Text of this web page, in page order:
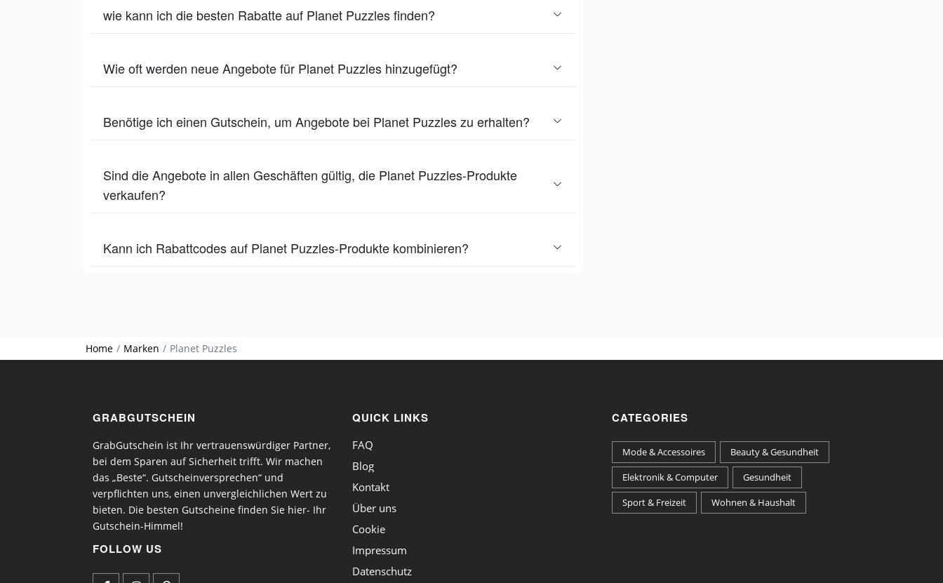
wie kann ich die besten Rabatte auf Planet Puzzles finden?
Wie oft werden neue Angebote für Planet Puzzles hinzugefügt?
Benötige ich einen Gutschein, um Angebote bei Planet Puzzles zu erhalten?
Sind die Angebote in allen Geschäften gültig, die Planet Puzzles-Produkte
verkaufen?
Kann ich Rabattcodes auf Planet Puzzles-Produkte kombinieren?
Home Marken Planet Puzzles
GRABGUTSCHEIN
GrabGutschein ist Ihr vertrauenswürdiger Partner,
bei dem Sparen auf Sicherheit trifft. Wir machen
das „Beste“. Gutscheinversprechen“ und
verpflichten uns, einen unvergleichlichen Wert zu
bieten. Die besten Gutscheine finden Sie hier- Ihr
Gutschein-Himmel!
FOLLOW US
QUICK LINKS
FAQ
Blog
Kontakt
Über uns
Cookie
Impressum
Datenschutz
CATEGORIES
Mode & Accessoires
Beauty & Gesundheit
Elektronik & Computer
Gesundheit
Sport & Freizeit
Wohnen & Haushalt